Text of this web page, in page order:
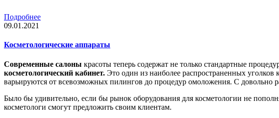
Подробнее
09.01.2021
Косметологические аппараты
Современные салоны красоты теперь содержат не только стандартные
косметологический кабинет. Это один из наиболее распространенных
варьируются от всевозможных пилингов до процедур омоложения. С довольно
Было бы удивительно, если бы рынок оборудования для косметологии не
косметологи смогут предложить своим клиентам.